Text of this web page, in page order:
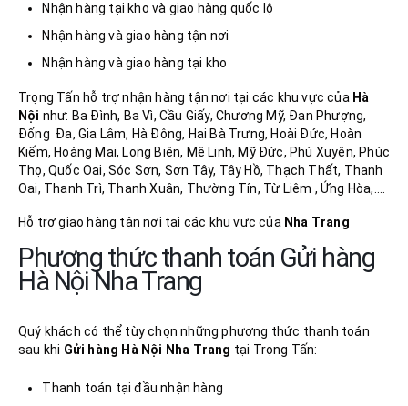
Nhận hàng tại kho và giao hàng quốc lộ
Nhận hàng và giao hàng tận nơi
Nhận hàng và giao hàng tại kho
Trọng Tấn hỗ trợ nhận hàng tận nơi tại các khu vực của Hà
Nội như: Ba Đình, Ba Vì, Cầu Giấy, Chương Mỹ, Đan Phượng,
Đống Đa, Gia Lâm, Hà Đông, Hai Bà Trưng, Hoài Đức, Hoàn
Kiếm, Hoàng Mai, Long Biên, Mê Linh, Mỹ Đức, Phú Xuyên, Phúc
Thọ, Quốc Oai, Sóc Sơn, Sơn Tây, Tây Hồ, Thạch Thất, Thanh
Oai, Thanh Trì, Thanh Xuân, Thường Tín, Từ Liêm , Ứng Hòa,….
Hỗ trợ giao hàng tận nơi tại các khu vực của Nha Trang
Phương thức thanh toán Gửi hàng
Hà Nội Nha Trang
Quý khách có thể tùy chọn những phương thức thanh toán
sau khi Gửi hàng Hà Nội Nha Trang tại Trọng Tấn:
Thanh toán tại đầu nhận hàng